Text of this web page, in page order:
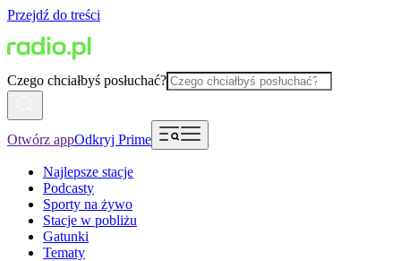
Przejdź do treści
Czego chciałbyś posłuchać?
Otwórz appOdkryj Prime
Najlepsze stacje
Podcasty
Sporty na żywo
Stacje w pobliżu
Gatunki
Tematy